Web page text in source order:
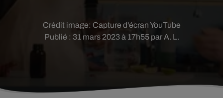
Publié : 31 mars 2023 à 17h55 par A. L.
Crédit image: Capture d'écran YouTube